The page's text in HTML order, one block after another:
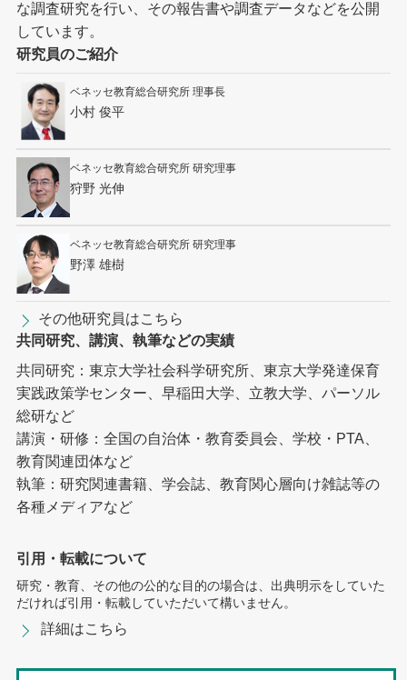
な調査研究を行い、その報告書や調査データなどを公開
しています。
研究員のご紹介
ベネッセ教育総合研究所 理事長
小村 俊平
ベネッセ教育総合研究所 研究理事
狩野 光伸
ベネッセ教育総合研究所 研究理事
野澤 雄樹
その他研究員はこちら
共同研究、講演、執筆などの実績
共同研究：東京大学社会科学研究所、東京大学発達保育
実践政策学センター、早稲田大学、立教大学、パーソル
総研など
講演・研修：全国の自治体・教育委員会、学校・PTA、
教育関連団体など
執筆：研究関連書籍、学会誌、教育関心層向け雑誌等の
各種メディアなど
引用・転載について
研究・教育、その他の公的な目的の場合は、出典明示をしていた
だければ引用・転載していただいて構いません。
詳細はこちら